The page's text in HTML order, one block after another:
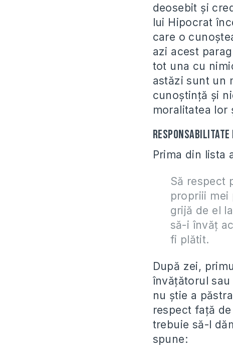
deosebit şi
lui Hipocrat
care o
azi acest
tot una cu
astăzi sunt un
cunoştinţă şi
moralitatea lor
Prima din lista
Să respect
propriii mei
grijă de el
să-i învăţ
fi plătit.
După zei,
învăţătorul
nu ştie a
respect faţă
trebuie să-l
spune: